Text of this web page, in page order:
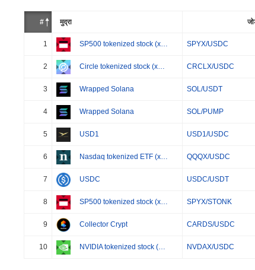
# मुद्रा
1 SP500 tokenized stock (xStock) SPYX/USDC
2 Circle tokenized stock (xStock) CRCLX/USDC
3 Wrapped Solana SOL/USDT
4 Wrapped Solana SOL/PUMP
5 USD1 USD1/USDC
6 Nasdaq tokenized ETF (xStock) QQQX/USDC
7 USDC USDC/USDT
8 SP500 tokenized stock (xStock) SPYX/STONK
9 Collector Crypt CARDS/USDC
10 NVIDIA tokenized stock (xStock) NVDAX/USDC